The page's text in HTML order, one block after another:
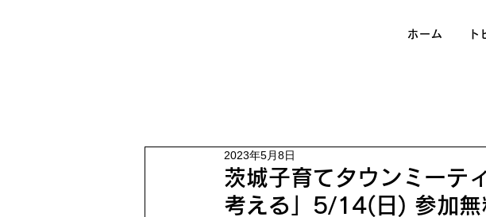
ホーム ト
茨城子育てタウンミーテ
考える」5/14(日) 参加無
2023年5月8日